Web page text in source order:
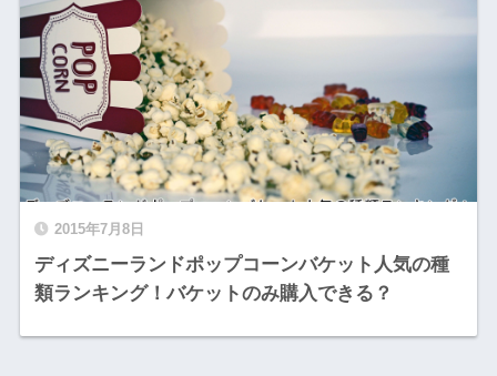
2015年7月8日
ディズニーランドポップコーンバケット人気の種
類ランキング！バケットのみ購入できる？